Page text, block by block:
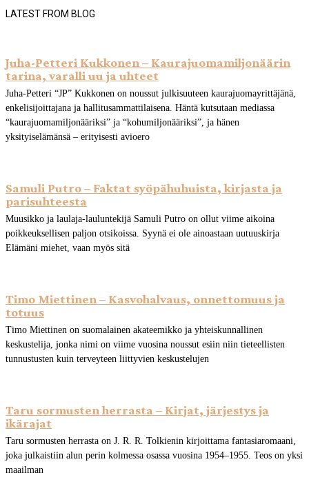
LATEST FROM BLOG
Juha-Petteri Kukkonen – Kaurajuomamiljonäärin
tarina, varalli uu ja uhteet
Juha-Petteri “JP” Kukkonen on noussut julkisuuteen kaurajuomayrittäjänä,
enkelisijoittajana ja hallitusammattilaisena. Häntä kutsutaan mediassa
“kaurajuomamiljonääriksi” ja “kohumiljonääriksi”, ja hänen
yksityiselämänsä – erityisesti avioero
Samuli Putro – Faktat syöpähuhuista, kirjasta ja
parisuhteesta
Muusikko ja laulaja-lauluntekijä Samuli Putro on ollut viime aikoina
poikkeuksellisen paljon otsikoissa. Syynä ei ole ainoastaan uutuuskirja
Elämäni miehet, vaan myös sitä
Timo Miettinen – Kasvohalvaus, onnettomuus ja
totuus
Timo Miettinen on suomalainen akateemikko ja yhteiskunnallinen
keskustelija, jonka nimi on viime vuosina noussut esiin niin tieteellisten
tunnustusten kuin terveyteen liittyvien keskustelujen
Taru sormusten herrasta – Kirjat, järjestys ja
ikärajat
Taru sormusten herrasta on J. R. R. Tolkienin kirjoittama fantasiaromaani,
joka julkaistiin alun perin kolmessa osassa vuosina 1954–1955. Teos on yksi
maailman